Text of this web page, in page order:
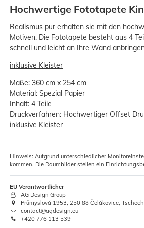
Hochwertige Fototapete
Realismus pur erhalten sie mit den
Motiven. Die Fototapete besteht aus 4
schnell und leicht an Ihre Wand
inklusive Kleister
Maße: 360 cm x 254 cm
Material: Spezial Papier
Inhalt: 4 Teile
Druckverfahren: Hochwertiger Offset
inklusive Kleister
Hinweis: Aufgrund unterschiedlicher
kommen. Die Raumbilder stellen ein
EU Verantwortlicher
AG Design Group
Průmyslová 1953, 250 88 Čelákovice,
contact@agdesign.eu
+420 776 113 539